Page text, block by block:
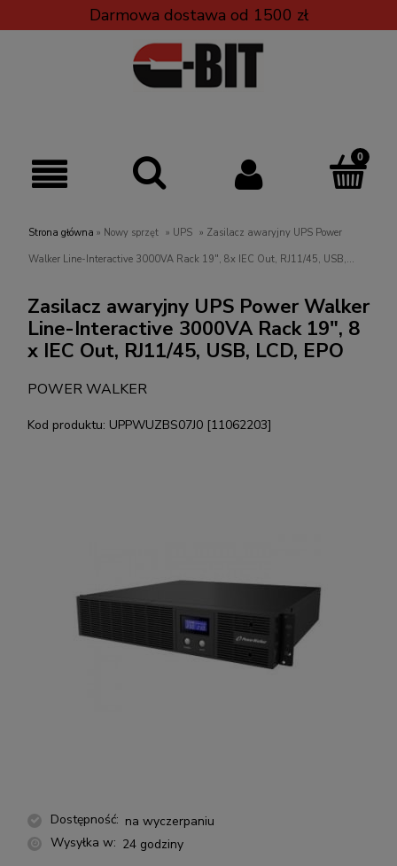
Darmowa dostawa od 1500 zł
Strona główna » Nowy sprzęt » UPS » Zasilacz awaryjny UPS Power
Walker Line-Interactive 3000VA Rack 19", 8x IEC Out, RJ11/45, USB,
Zasilacz awaryjny UPS Power Walker
Line-Interactive 3000VA Rack 19", 8
x IEC Out, RJ11/45, USB, LCD, EPO
POWER WALKER
Kod produktu: UPPWUZBS07J0 [11062203]
Dostępność: na wyczerpaniu
Wysyłka w: 24 godziny